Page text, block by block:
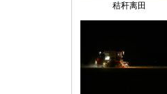
秸秆离田